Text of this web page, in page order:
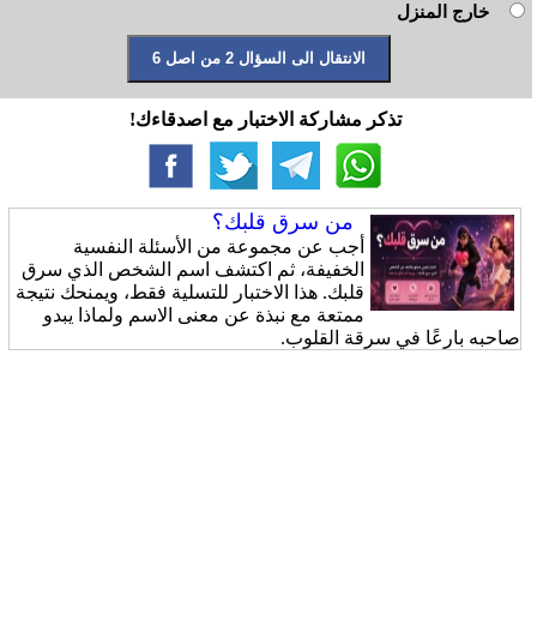
خارج المنزل
تذكر مشاركة الاختبار مع اصدقاءك!
من سرق قلبك؟
أجب عن مجموعة من الأسئلة النفسية
الخفيفة، ثم اكتشف اسم الشخص الذي سرق
قلبك. هذا الاختبار للتسلية فقط، ويمنحك نتيجة
ممتعة مع نبذة عن معنى الاسم ولماذا يبدو
صاحبه بارعًا في سرقة القلوب.